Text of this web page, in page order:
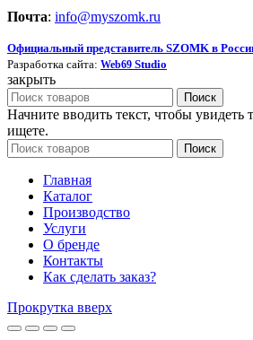
Почта: info@myszomk.ru
Официальный представитель SZOMK в
Разработка сайта: Web69 Studio
закрыть
Поиск
Начните вводить текст, чтобы увидеть
ищете.
Поиск
Главная
Каталог
Производство
Услуги
О бренде
Контакты
Как сделать заказ?
Прокрутка вверх